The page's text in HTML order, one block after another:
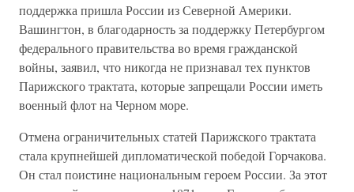
поддержка пришла России из Северной Америки.
Вашингтон, в благодарность за поддержку Петербургом
федерального правительства во время гражданской
войны, заявил, что никогда не признавал тех пунктов
Парижского трактата, которые запрещали России иметь
военный флот на Черном море.
Отмена ограничительных статей Парижского трактата
стала крупнейшей дипломатической победой Горчакова.
Он стал поистине национальным героем России. За этот